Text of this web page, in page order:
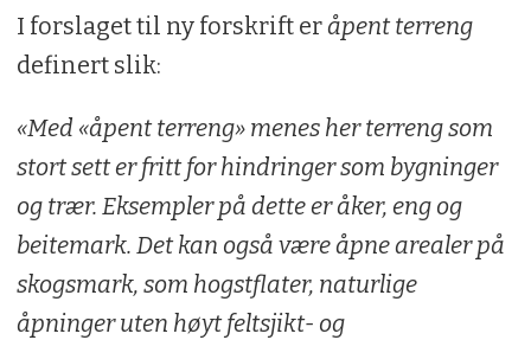
I forslaget til ny forskrift eråpent terreng
definert slik:
«Med «åpent terreng» menes her terreng som
stort sett er fritt for hindringer som bygninger
og trær. Eksempler på dette er åker, eng og
beitemark. Det kan også være åpne arealer på
skogsmark, som hogstflater, naturlige
åpninger uten høyt feltsjikt- og